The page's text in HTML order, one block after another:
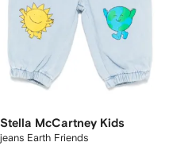
Stella McCartney Kids
jeans Earth Friends